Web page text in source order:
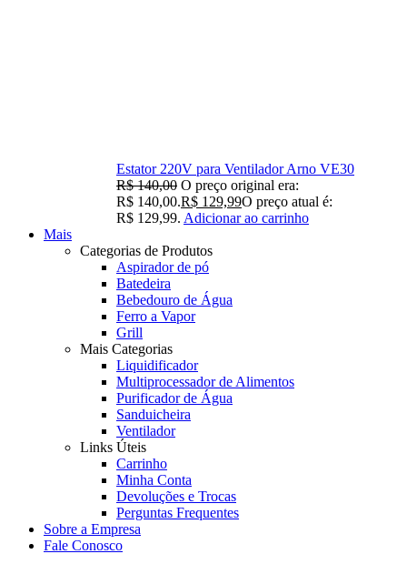
Estator 220V para Ventilador Arno VE30
R$140,00 O preço original era:
R$ 140,00.R$ 129,99O preço atual é:
R$ 129,99. Adicionar ao carrinho
Mais
Categorias de Produtos
Aspirador de pó
Batedeira
Bebedouro de Água
Ferro a Vapor
Grill
Mais Categorias
Liquidificador
Multiprocessador de Alimentos
Purificador de Água
Sanduicheira
Ventilador
Links Úteis
Carrinho
Minha Conta
Devoluções e Trocas
Perguntas Frequentes
Sobre a Empresa
Fale Conosco